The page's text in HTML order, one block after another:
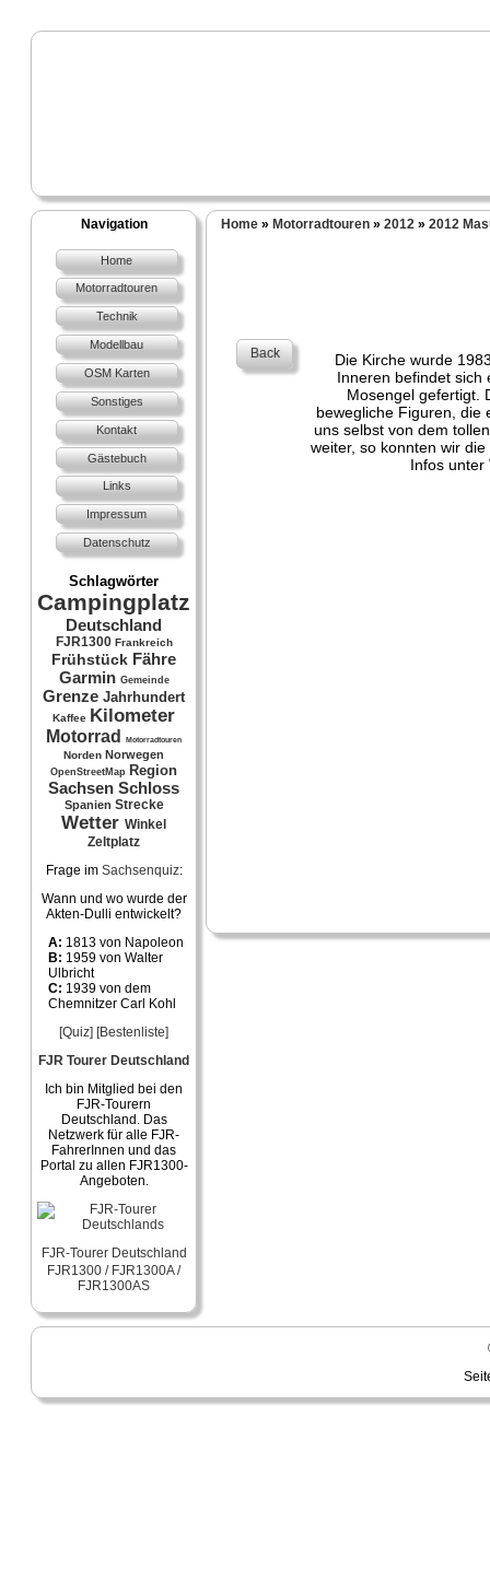
Navigation
Home
Motorradtouren
Technik
Modellbau
OSM Karten
Sonstiges
Kontakt
Gästebuch
Links
Impressum
Datenschutz
Schlagwörter
Campingplatz
Deutschland
FJR1300 Frankreich
Frühstück Fähre
Garmin Gemeinde
Grenze Jahrhundert
Kaffee Kilometer
Motorrad Motorradtouren
Norden Norwegen
OpenStreetMap Region
Sachsen Schloss
Spanien Strecke
Wetter Winkel
Zeltplatz
Frage im Sachsenquiz:
Wann und wo wurde der
Akten-Dulli entwickelt?
A: 1813 von Napoleon
B: 1959 von Walter
Ulbricht
C: 1939 von dem
Chemnitzer Carl Kohl
[Quiz] [Bestenliste]
FJR Tourer Deutschland
Ich bin Mitglied bei den
FJR-Tourern
Deutschland. Das
Netzwerk für alle FJR-
FahrerInnen und das
Portal zu allen FJR1300-
Angeboten.
FJR-Tourer Deutschland
FJR1300 / FJR1300A /
FJR1300AS
Home» Motorradtouren» 2012» 2012
Back
Die Kirche wurde
Inneren befindet sich
Mosengel gefertigt.
bewegliche Figuren, die
uns selbst von dem
weiter, so konnten wir
Infos unter